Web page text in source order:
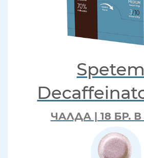
ЧАЛДА | 18 БР.